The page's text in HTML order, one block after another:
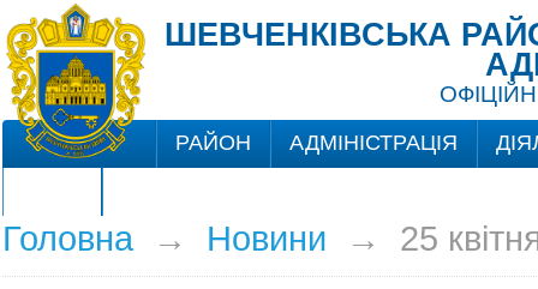
ШЕВЧЕНКІВСЬКА
РАЙОН АДМІНІСТРАЦІЯ
Головна→ Новини → 25